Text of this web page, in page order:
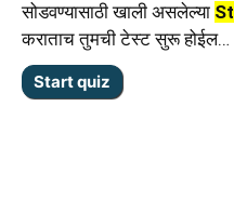
सोडवण्यासाठी खाली असलेल्या
कराताच तुमची टेस्ट सुरू होईल…